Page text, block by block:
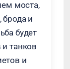
моста,
брода и
будет
танков
и